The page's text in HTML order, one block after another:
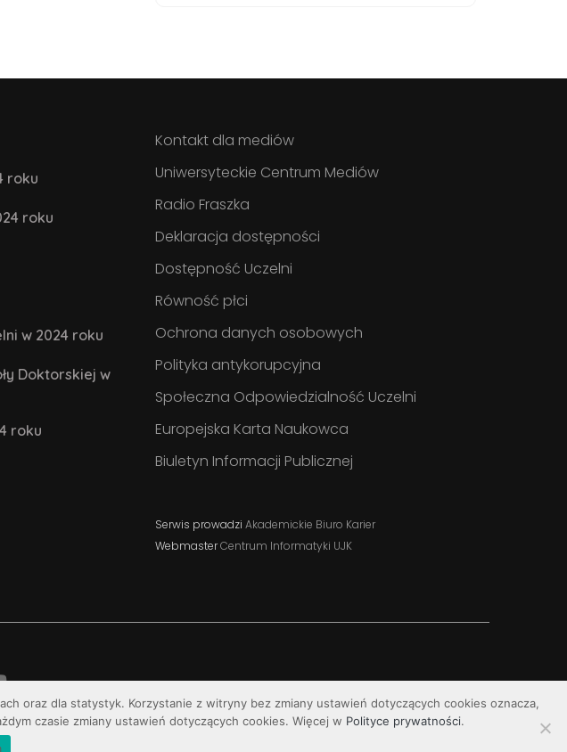
roku
roku
w 2024 roku
Doktorskiej w
roku
Kontakt dla mediów
Uniwersyteckie Centrum Mediów
Radio Fraszka
Deklaracja dostępności
Dostępność Uczelni
Równość płci
Ochrona danych osobowych
Polityka antykorupcyjna
Społeczna Odpowiedzialność Uczelni
Europejska Karta Naukowca
Biuletyn Informacji Publicznej
Serwis prowadzi Akademickie Biuro Karier
WebmasterCentrum Informatyki UJK
w Kielcach
oraz dla statystyk. Korzystanie z witryny bez zmiany ustawień dotyczących cookies oznacza,
czasie zmiany ustawień dotyczących cookies. Więcej w Polityce prywatności.